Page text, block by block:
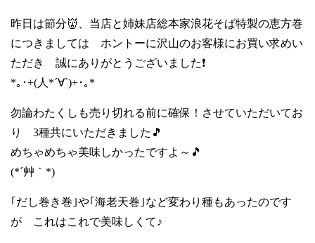
昨日は節分👹、当店と姉妹店総本家浪花そば特製の恵方巻
につきましては ホントーに沢山のお客様にお買い求めい
ただき 誠にありがとうございました❗
*｡･+(人*´∀`)+･｡*
勿論わたくしも売り切れる前に確保！させていただいてお
り 3種共にいただきました🎵
めちゃめちゃ美味しかったですよ～🎵
(*´艸｀*)
｢だし巻き巻｣や｢海老天巻｣など変わり種もあったのです
が これはこれで美味しくて♪